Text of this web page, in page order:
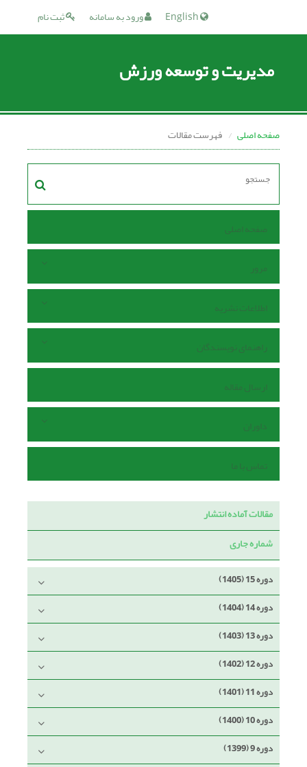
ثبت نام ورود به سامانه
مدیریت و توسعه ورزش
صفحه اصلی فهرست مقالات
صفحه اصلی
مرور
اطلاعات نشریه
راهنمای نویسندگان
ارسال مقاله
داوران
تماس با ما
مقالات آماده انتشار
شماره جاری
دوره 15 (1405)
دوره 14 (1404)
دوره 13 (1403)
دوره 12 (1402)
دوره 11 (1401)
دوره 10 (1400)
دوره 9 (1399)